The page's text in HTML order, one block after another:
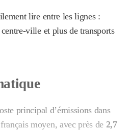
lire entre les lignes :
ville et plus de transports
principal d’émissions dans
moyen, avec près de 2,7